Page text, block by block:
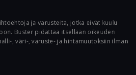
ja varusteita, jotka eivät kuulu
Buster pidättää itsellään oikeuden
, väri-, varuste- ja hintamuutoksiin ilman